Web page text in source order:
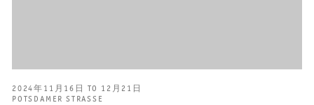
2024年11月16日 TO 12月21日
POTSDAMER STRASSE